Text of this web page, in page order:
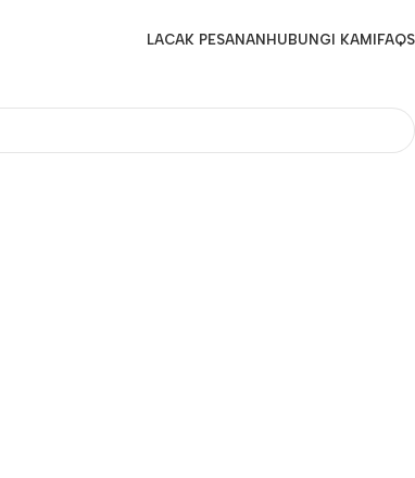
LACAK PESANAN HUBUNGI KAMI FAQS